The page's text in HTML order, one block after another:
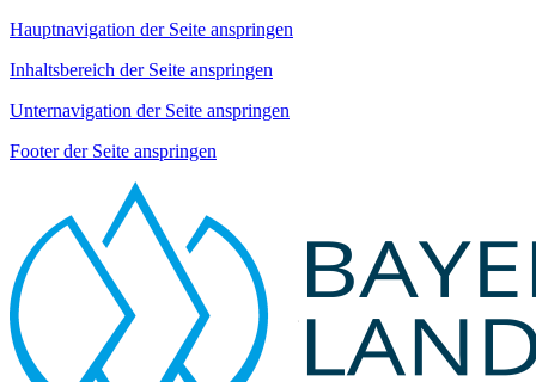
Hauptnavigation der Seite anspringen
Inhaltsbereich der Seite anspringen
Unternavigation der Seite anspringen
Footer der Seite anspringen